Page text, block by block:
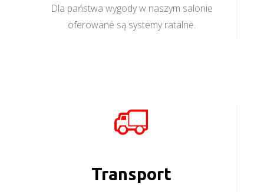
Dla państwa wygody w naszym salonie
oferowane są systemy ratalne.
Transport